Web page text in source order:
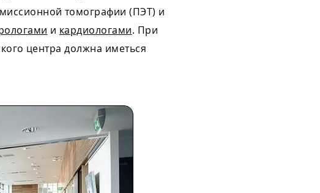
томографии (ПЭТ) и
и кардиологами. При
центра должна иметься